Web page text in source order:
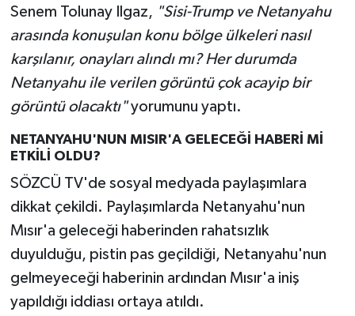
Senem Tolunay Ilgaz, "Sisi-Trump ve Netanyahu
arasında konuşulan konu bölge ülkeleri nasıl
karşılanır, onayları alındı mı? Her durumda
Netanyahu ile verilen görüntü çok acayip bir
görüntü olacaktı"yorumunu yaptı.
NETANYAHU'NUN MISIR'A GELECEĞİ HABERİ Mİ
ETKİLİ OLDU?
SÖZCÜ TV'de sosyal medyada paylaşımlara
dikkat çekildi. Paylaşımlarda Netanyahu'nun
Mısır'a geleceği haberinden rahatsızlık
duyulduğu, pistin pas geçildiği, Netanyahu'nun
gelmeyeceği haberinin ardından Mısır'a iniş
yapıldığı iddiası ortaya atıldı.